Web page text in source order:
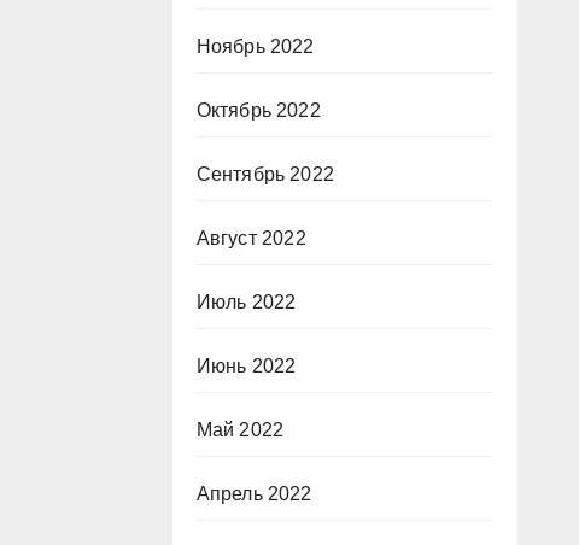
Ноябрь 2022
Октябрь 2022
Сентябрь 2022
Август 2022
Июль 2022
Июнь 2022
Май 2022
Апрель 2022